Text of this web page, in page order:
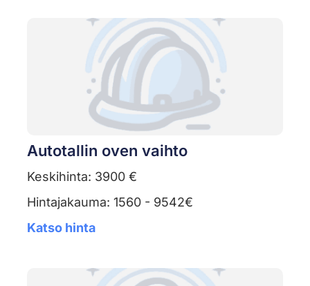
Autotallin oven vaihto
Keskihinta: 3900 €
Hintajakauma: 1560 - 9542€
Katso hinta